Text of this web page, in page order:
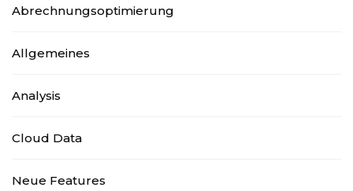
Abrechnungsoptimierung
Allgemeines
Analysis
Cloud Data
Neue Features